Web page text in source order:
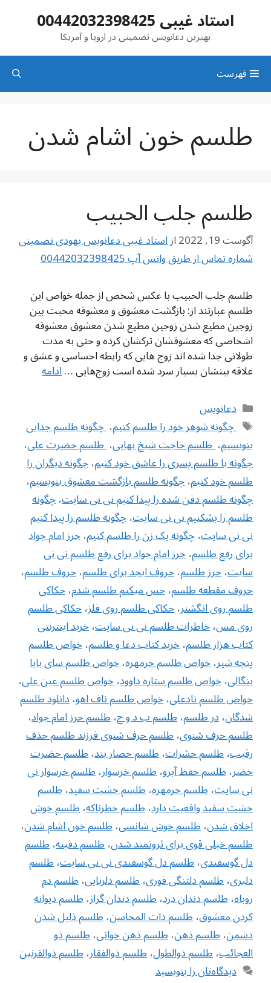
استاد غیبی 00442032398425
بهترین دعانویس تضمینی در اروپا و آمریکا
فهرست
طلسم خون اشام شدن
طلسم جلب الحبیب
آگوست 19, 2022 ازاستاد غیبی دعانویس یهودی تضمینی
شماره تماس از طریق واتس آپ 00442032398425
طلسم جلب الحبیب با عکس شخص از جمله خواص این
طلسم عبارتند از: بازگشت معشوق و معشوقه محبت بین
زوجین مطیع شدن زوجین مطیع شدن معشوق معشوقه
اشخاصی که معشوقشان ترکشان کرده و حتی به مدت
طولانی جدا شده اند زوج هایی که رابطه احساسی و عشق و
علاقه بینشان بسیار سرد شده است زوج‌هایی …ادامه
دسته‌ها
دعانویس
برچسب‌ها
‌ چگونه شوهر خود را طلسم کنیم،‌ چگونه طلسم جدایی
بنویسیم،‌ طلسم حاجت شیخ بهایی،‌ طلسم حضرت علی،
چگونه با طلسم پسری را عاشق خود کنیم،چگونه دیگران را
طلسم خود کنیم،چگونه طلسم بازگشت معشوق بنویسیم،
چگونه طلسم دفن شده را پیدا کنیم نی نی سایت،چگونه
طلسم را بشکنیم نی نی سایت،چگونه طلسم را پیدا کنیم
نی نی سایت،چگونه یک زن را طلسم کنیم،حرز امام جواد
برای رفع طلسم،حرز امام جواد برای رفع طلسم نی نی
سایت،حرز طلسم،حروف ابجد برای طلسم،حروف طلسم،
حروف مقطعه طلسم،حس میکنم طلسم شدم،حکاکی
طلسم روی انگشتر،حکاکی طلسم روی فلز،حکاکی طلسم
روی مس،خاطرات طلسم نی نی سایت،خرید اینترنتی
کتاب هزار طلسم،خرید کتاب دعا و طلسم،خواص طلسم
پنجه شیر،خواص طلسم خرمهره،خواص طلسم سای بابا
بنگالی،‌خواص طلسم ستاره داوود،خواص طلسم عین علی،
خواص طلسم نادعلی،خواص طلسم ناف اهو،دانلود طلسم
شدگان،در طلسم،طلسم ب د و ح،طلسم حرز امام جواد،
طلسم حرف شنوی،طلسم حرف شنوی فرزند طلسم حذف
رقیب،طلسم حشرات،طلسم حصار بند،طلسم حضرت
خضر،طلسم حفظ آبرو،طلسم خرسوار،طلسم خرسوار نی
نی سایت،طلسم خرمهره،طلسم خشت سفید،طلسم
خشت سفید واقعیت دارد،طلسم خطرناکه،طلسم خوش
اخلاق شدن،طلسم خوش شانسی،طلسم خون اشام شدن،
طلسم خیلی قوی برای ثروتمند شدن،طلسم دفینه،طلسم
دل گوسفندی،طلسم دل گوسفندی نی نی سایت،طلسم
دلبری،طلسم دلتنگی فوری،طلسم دلربایی،طلسم دم
روباه،طلسم دندان درد،طلسم دندان گراز،طلسم ديوانه
كردن معشوق،طلسم ذات المحاسن،طلسم ذلیل شدن
دشمن،طلسم ذهن،طلسم ذهن خوانی،طلسم ذو
العجائب،طلسم ذوالطول،طلسم ذوالفقار،طلسم ذوالقرنین
دیدگاه‌تان را بنویسید